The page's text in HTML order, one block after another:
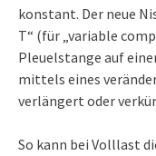
konstant. Der neue
T“ (für „variable
Pleuelstange auf
mittels eines
verlängert oder
So kann bei Volllast